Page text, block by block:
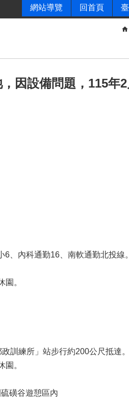
網站導覽 回首頁
因設備問題，115年
、內科通勤16、南軟通勤北投線。
。
訓練所」站步行約200公尺抵達。
。
磺谷遊憩區內